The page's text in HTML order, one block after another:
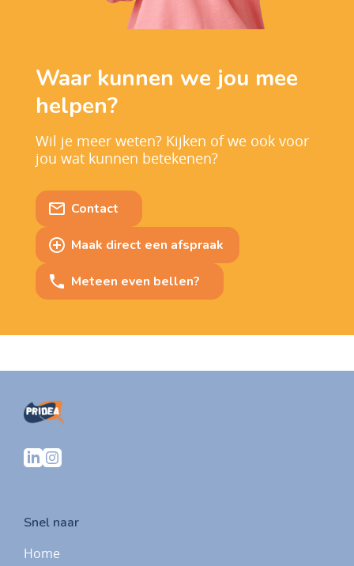
Waar kunnen we jou mee
helpen?
Wil je meer weten? Kijken of we ook voor
jou wat kunnen betekenen?
Contact
Maak direct een afspraak
Meteen even bellen?
Snel naar
Home